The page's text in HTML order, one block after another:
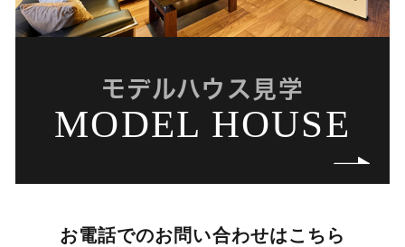
モデルハウス見学
MODEL HOUSE
お電話でのお問い合わせはこちら